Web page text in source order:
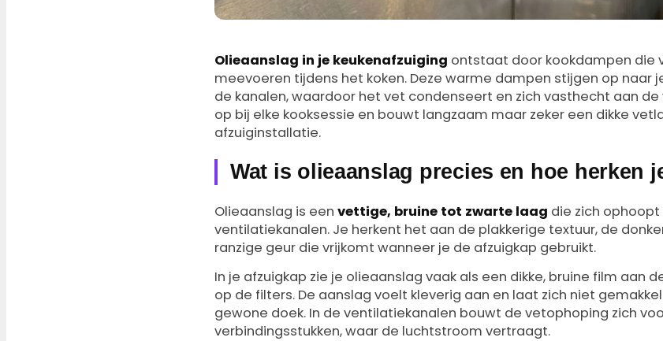
Olieaanslag in je keukenafzuiging ontstaat door kookdampen die
meevoeren tijdens het koken. Deze warme dampen stijgen op naar
de kanalen, waardoor het vet condenseert en zich vasthecht aan
op bij elke kooksessie en bouwt langzaam maar zeker een dikke
afzuiginstallatie.
Wat is olieaanslag precies en hoe herken
Olieaanslag is een vettige, bruine tot zwarte laag die zich
ventilatiekanalen. Je herkent het aan de plakkerige textuur, de
ranzige geur die vrijkomt wanneer je de afzuigkap gebruikt.
In je afzuigkap zie je olieaanslag vaak als een dikke, bruine film aan
op de filters. De aanslag voelt kleverig aan en laat zich niet
gewone doek. In de ventilatiekanalen bouwt de vetophoping zich
verbindingsstukken, waar de luchtstroom vertraagt.